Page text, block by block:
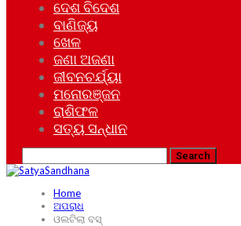
ଦେଶ ବିଦେଶ
ବାଣିଜ୍ୟ
ଖେଳ
ଜଣା ଅଜଣା
ଜୀବନଚର୍ଯ୍ୟା
ମନୋରଞ୍ଜନ
ରାଶିଫଳ
ସତ୍ୟ ସନ୍ଧାନ
Home
ଅପରାଧ
ଓଲଟିଲା ବସ୍